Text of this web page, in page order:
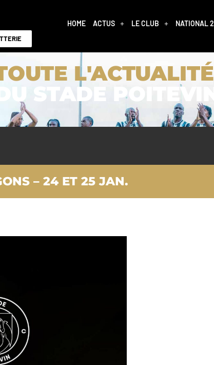
HOME ACTUS LE CLUB NATIONAL 2
L'ACTUALITÉ
DU STADE POITEVIN
– 24 ET 25 JAN.